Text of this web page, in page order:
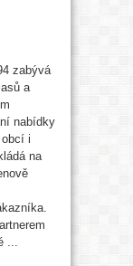
zabývá
a
nabídky
i
na
...